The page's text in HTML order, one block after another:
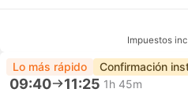
Impuestos
Lo más rápido Confirmación
09:40 11:25 1h 45m